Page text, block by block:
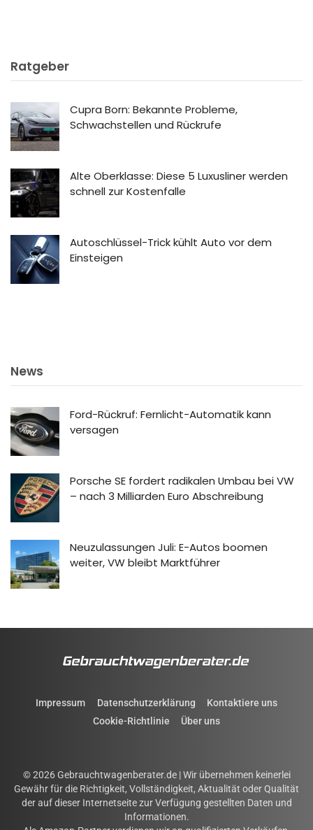
Ratgeber
Cupra Born: Bekannte Probleme,
Schwachstellen und Rückrufe
Alte Oberklasse: Diese 5 Luxusliner werden
schnell zur Kostenfalle
Autoschlüssel-Trick kühlt Auto vor dem
Einsteigen
News
Ford-Rückruf: Fernlicht-Automatik kann
versagen
Porsche SE fordert radikalen Umbau bei VW
– nach 3 Milliarden Euro Abschreibung
Neuzulassungen Juli: E-Autos boomen
weiter, VW bleibt Marktführer
Impressum Datenschutzerklärung
Kontaktiere uns
Cookie-Richtlinie
Über uns
© 2026 Gebrauchtwagenberater.de | Wir übernehmen keinerlei
Gewähr für die Richtigkeit, Vollständigkeit, Aktualität oder Qualität
der auf dieser Internetseite zur Verfügung gestellten Daten und
Informationen.